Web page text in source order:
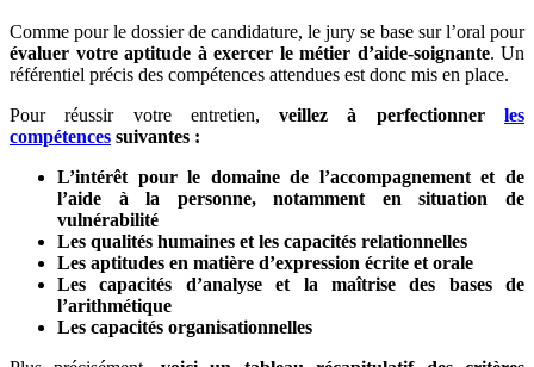
Comme pour le dossier de candidature, le jury se base sur l’oral pour
évaluer votre aptitude à exercer le métier d’aide-soignante. Un
référentiel précis des compétences attendues est donc mis en place.
Pour réussir votre entretien,veillez à perfectionnerles
compétences suivantes :
L’intérêt pour le domaine de l’accompagnement et de
l’aide à la personne, notamment en situation de
vulnérabilité
Les qualités humaines et les capacités relationnelles
Les aptitudes en matière d’expression écrite et orale
Les capacités d’analyse et la maîtrise des bases de
l’arithmétique
Les capacités organisationnelles